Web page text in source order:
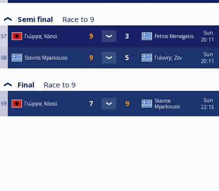
Semi final Race to 9
57 Γιώργος Κάσαϊ Petros Menegakis
Sun
20:11
58 Stavros Mpaikousis Γιάννης Ζεν
Sun
20:11
Final Race to 9
59 Γιώργος Κάσαϊ
Stavros
Mpaikousis
Sun
22:15